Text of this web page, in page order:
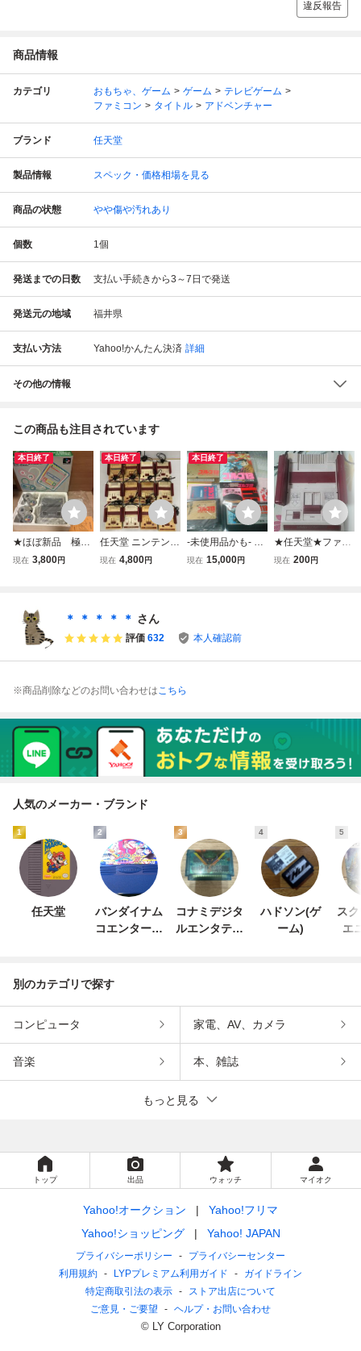
違反報告
商品情報
カテゴリ おもちゃ、ゲーム ゲーム
テレビゲーム
ファミコン
タイトル アドベンチャー
ブランド 任天堂
製品情報 スペック・価格相場を見る
商品の状態 やや傷や汚れあり
個数 1個
発送までの日数 支払い手続きから3～7日で発送
発送元の地域 福井県
支払い方法 Yahoo!かんたん決済 詳細
その他の情報
この商品も注目されています
本日終了
★ほぼ新品 極上
美品 任天堂 スー
do ファミリーコ
ンピューター★
現在 3,800円
本日終了
任天堂 ニンテンド
ー ファミコン フ
アリ 0803-407
現在 4,800円
本日終了
-未使用品かも- ２
本セット ゴルゴ1
endo
現在 15,000円
★任天堂★ファミ
リーコンピュータ
現在 200円
＊ ＊ ＊ ＊ ＊ さん
評価 632 本人確認前
※商品削除などのお問い合わせはこちら
人気のメーカー・ブランド
1
任天堂
2
バンダイナム
コエンターテ
3
コナミデジタ
ルエンタテイ
4
ハドソン(ゲ
ーム)
5
ス
エ
別のカテゴリで探す
コンピュータ 家電、AV、カメラ
音楽 本、雑誌
もっと見る
トップ 出品 ウォッチ マイオク
Yahoo!オークション
Yahoo!フリマ
Yahoo!ショッピング
Yahoo! JAPAN
プライバシーポリシー
プライバシーセンター
利用規約
LYPプレミアム利用ガイド
ガイドライン
特定商取引法の表示
ストア出店について
ご意見・ご要望
ヘルプ・お問い合わせ
© LY Corporation